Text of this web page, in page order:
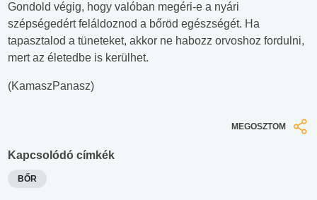
Gondold végig, hogy valóban megéri-e a nyári
szépségedért feláldoznod a bőröd egészségét. Ha
tapasztalod a tüneteket, akkor ne habozz orvoshoz fordulni,
mert az életedbe is kerülhet.
(KamaszPanasz)
MEGOSZTOM
Kapcsolódó címkék
BŐR